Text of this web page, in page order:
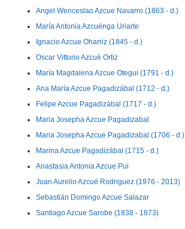
Angel Wenceslao Azcue Navarro (1863 - d.)
María Antonia Azcuénga Uriarte
Ignacio Azcue Oharriz (1845 - d.)
Oscar Vittorio Azcuè Ortiz
María Magdalena Azcue Otegui (1791 - d.)
Ana María Azcue Pagadizábal (1712 - d.)
Felipe Azcue Pagadizábal (1717 - d.)
Maria Josepha Azcue Pagadizabal
Maria Josepha Azcue Pagadizabal (1706 - d.)
Marina Azcue Pagadizábal (1715 - d.)
Anastasia Antonia Azcue Pui
Juan Aurelio Azcué Rodriguez (1976 - 2013)
Sebastián Domingo Azcue Salazar
Santiago Azcue Sarobe (1838 - 1873)